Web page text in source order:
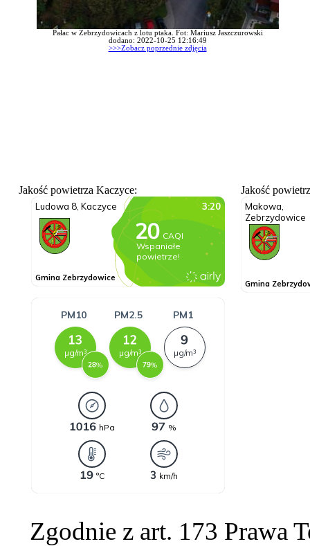
Pałac w Zebrzydowicach z lotu ptaka. Fot: Mariusz Jaszczurowski
dodano: 2022-10-25 12:16:49
>>>Zobacz poprzednie zdjęcia
Jakość powietrza Kaczyce: Jakość
Zgodnie z art. 173 Prawa